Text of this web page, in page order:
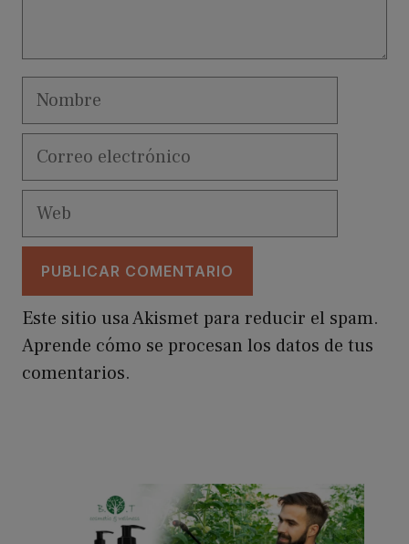
Nombre
Correo
Web
Este sitio usa Akismet para reducir el spam.
Aprende cómo se procesan los datos de tus
comentarios.